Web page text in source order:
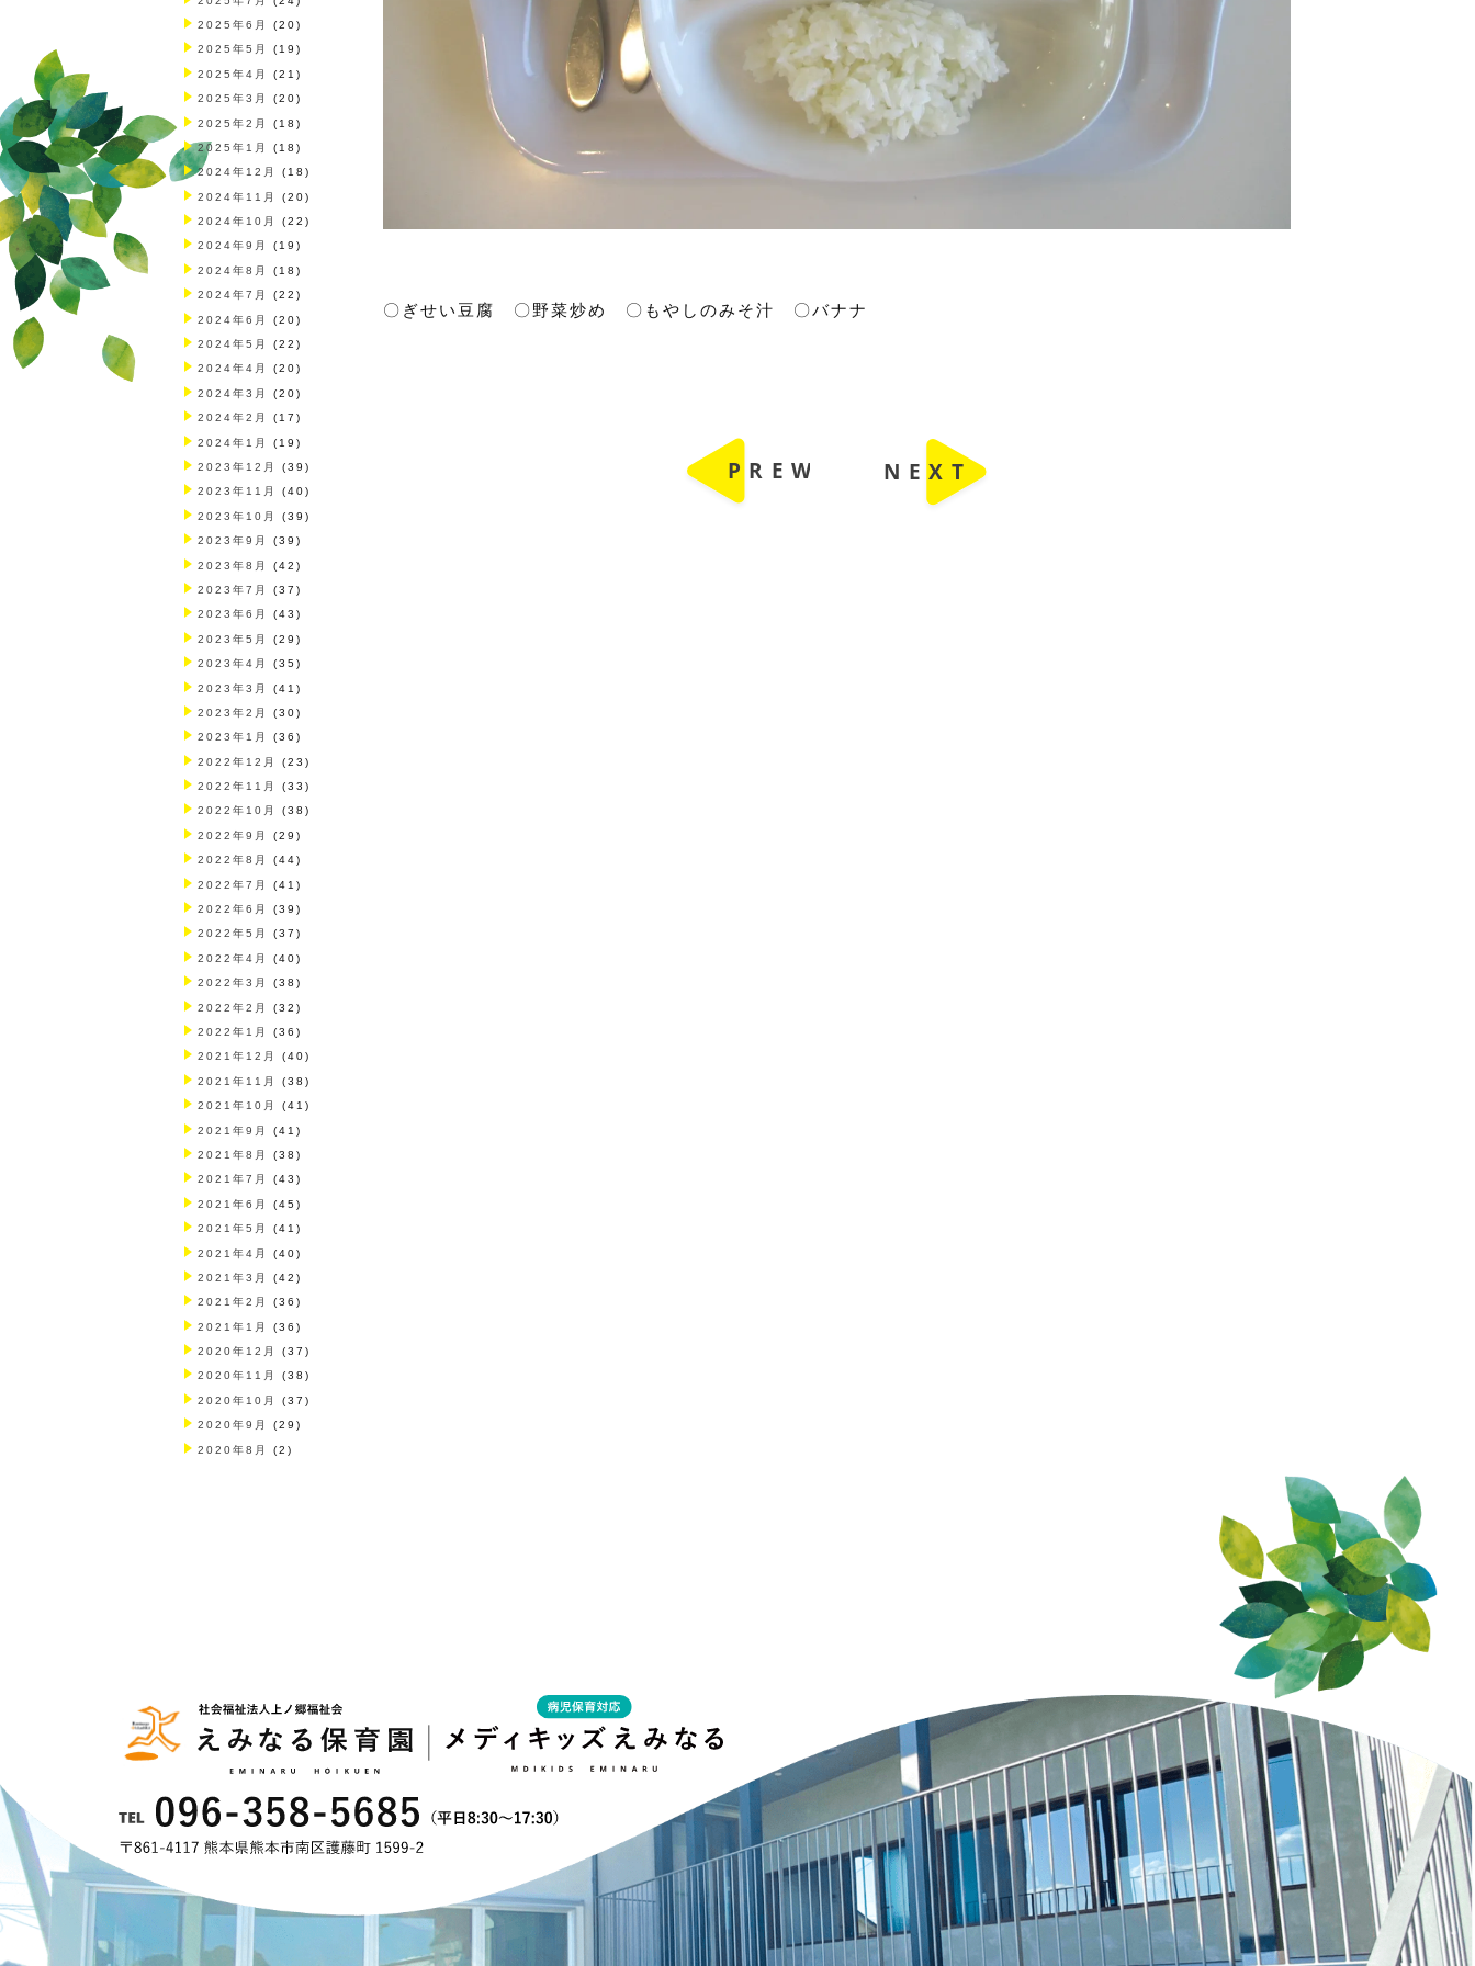
〇ぎせい豆腐 〇野菜炒め 〇もやしのみそ汁 〇バナナ
2025年6月 (20)
2025年5月 (19)
2025年4月 (21)
2025年3月 (20)
2025年2月 (18)
2025年1月 (18)
2024年12月 (18)
2024年11月 (20)
2024年10月 (22)
2024年9月 (19)
2024年8月 (18)
2024年7月 (22)
2024年6月 (20)
2024年5月 (22)
2024年4月 (20)
2024年3月 (20)
2024年2月 (17)
2024年1月 (19)
2023年12月 (39)
2023年11月 (40)
2023年10月 (39)
2023年9月 (39)
2023年8月 (42)
2023年7月 (37)
2023年6月 (43)
2023年5月 (29)
2023年4月 (35)
2023年3月 (41)
2023年2月 (30)
2023年1月 (36)
2022年12月 (23)
2022年11月 (33)
2022年10月 (38)
2022年9月 (29)
2022年8月 (44)
2022年7月 (41)
2022年6月 (39)
2022年5月 (37)
2022年4月 (40)
2022年3月 (38)
2022年2月 (32)
2022年1月 (36)
2021年12月 (40)
2021年11月 (38)
2021年10月 (41)
2021年9月 (41)
2021年8月 (38)
2021年7月 (43)
2021年6月 (45)
2021年5月 (41)
2021年4月 (40)
2021年3月 (42)
2021年2月 (36)
2021年1月 (36)
2020年12月 (37)
2020年11月 (38)
2020年10月 (37)
2020年9月 (29)
2020年8月 (2)